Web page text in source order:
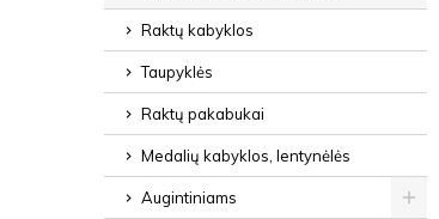
Raktų kabyklos
Taupyklės
Raktų pakabukai
Medalių kabyklos, lentynėlės
Augintiniams